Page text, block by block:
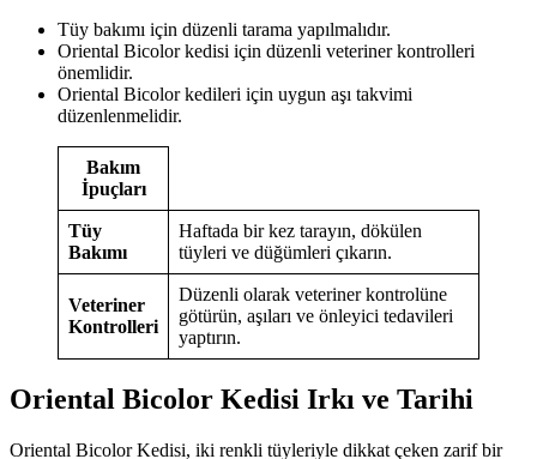
Tüy bakımı için düzenli tarama yapılmalıdır.
Oriental Bicolor kedisi için düzenli veteriner kontrolleri
önemlidir.
Oriental Bicolor kedileri için uygun aşı takvimi
düzenlenmelidir.
Bakım
İpuçları
Tüy
Bakımı
Haftada bir kez tarayın, dökülen
tüyleri ve düğümleri çıkarın.
Veteriner
Kontrolleri
Düzenli olarak veteriner kontrolüne
götürün, aşıları ve önleyici tedavileri
yaptırın.
Oriental Bicolor Kedisi Irkı ve Tarihi
Oriental Bicolor Kedisi, iki renkli tüyleriyle dikkat çeken zarif bir